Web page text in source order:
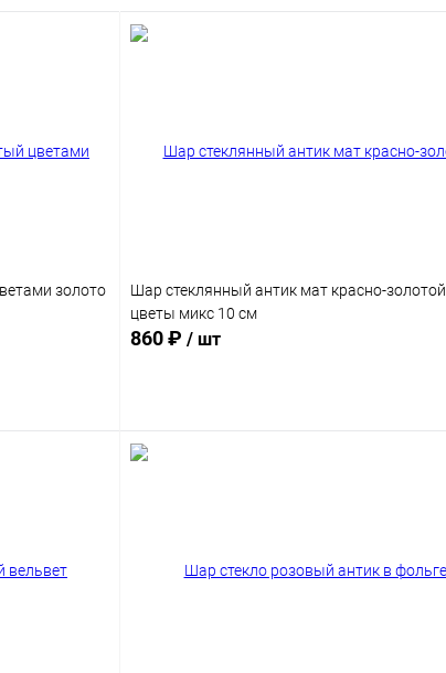
золото
Шар стеклянный антик мат красно-золотой
цветы микс 10 см
860 ₽ / шт
Подписаться